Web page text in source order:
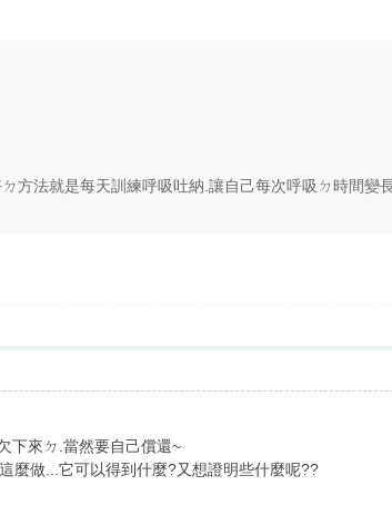
方法就是每天訓練呼吸吐納.讓自己每次呼吸ㄉ時間變
下來ㄉ.當然要自己償還~
麼做...它可以得到什麼?又想證明些什麼呢??